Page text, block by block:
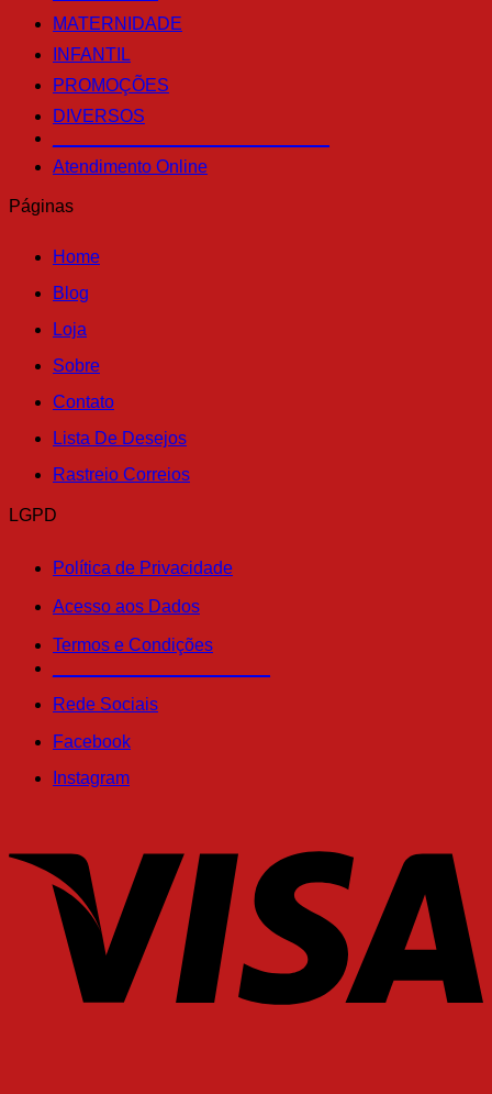
MATERNIDADE
INFANTIL
PROMOÇÕES
DIVERSOS
Atendimento Online
Páginas
Home
Blog
Loja
Sobre
Contato
Lista De Desejos
Rastreio Correios
LGPD
Política de Privacidade
Acesso aos Dados
Termos e Condições
Rede Sociais
Facebook
Instagram